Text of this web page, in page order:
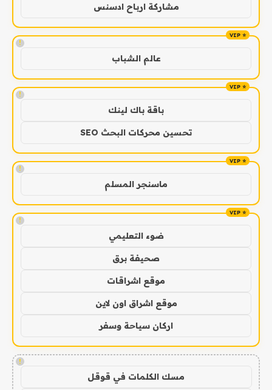
مشاركة ارباح ادسنس
!
عالم الشباب
!
باقة باك لينك
تحسين محركات البحث SEO
!
ماسنجر المسلم
!
ضوء التعليمي
صحيفة برق
موقع اشراقات
موقع اشراق اون لاين
اركان سياحة وسفر
!
مسك الكلمات في قوقل